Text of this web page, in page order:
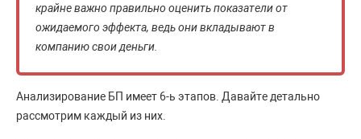
крайне важно правильно оценить показатели от
ожидаемого эффекта, ведь они вкладывают в
компанию свои деньги.
Анализирование БП имеет 6-ь этапов. Давайте детально
рассмотрим каждый из них.